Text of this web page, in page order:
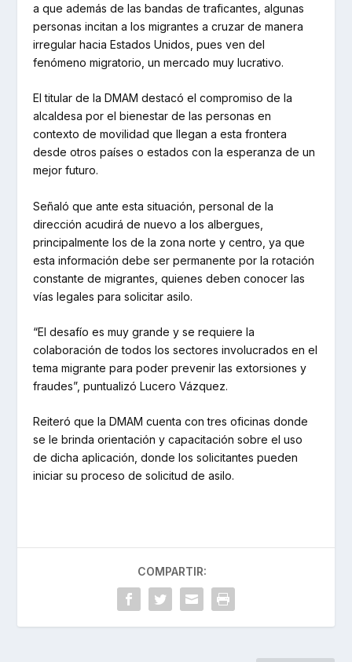
a que además de las bandas de traficantes, algunas
personas incitan a los migrantes a cruzar de manera
irregular hacia Estados Unidos, pues ven del
fenómeno migratorio, un mercado muy lucrativo.
El titular de la DMAM destacó el compromiso de la
alcaldesa por el bienestar de las personas en
contexto de movilidad que llegan a esta frontera
desde otros países o estados con la esperanza de un
mejor futuro.
Señaló que ante esta situación, personal de la
dirección acudirá de nuevo a los albergues,
principalmente los de la zona norte y centro, ya que
esta información debe ser permanente por la rotación
constante de migrantes, quienes deben conocer las
vías legales para solicitar asilo.
“El desafío es muy grande y se requiere la
colaboración de todos los sectores involucrados en el
tema migrante para poder prevenir las extorsiones y
fraudes”, puntualizó Lucero Vázquez.
Reiteró que la DMAM cuenta con tres oficinas donde
se le brinda orientación y capacitación sobre el uso
de dicha aplicación, donde los solicitantes pueden
iniciar su proceso de solicitud de asilo.
COMPARTIR: